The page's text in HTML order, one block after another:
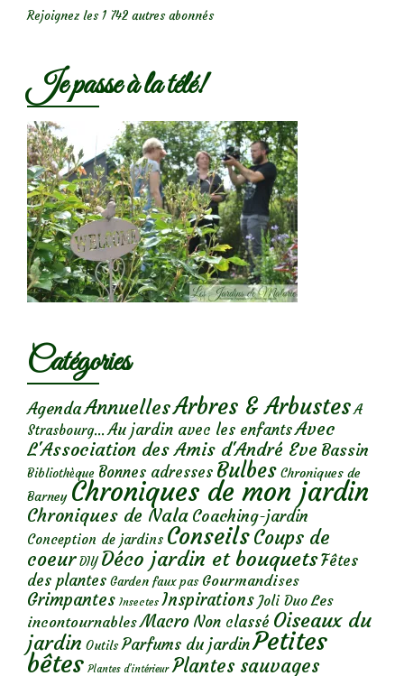
Rejoignez les 1 742 autres abonnés
Je passe à la télé!
Catégories
AgendaAnnuellesArbres & Arbustes A
Strasbourg... Au jardin avec les enfantsAvec
L'Association des Amis d'André Eve Bassin
Bibliothèque Bonnes adresses Bulbes Chroniques de
Barney Chroniques de mon jardin
Chroniques de Nala Coaching-jardin
Conception de jardins ConseilsCoups de
coeur DIY Déco jardin et bouquetsFêtes
des plantes Garden faux pas Gourmandises
Grimpantes Insectes Inspirations Joli Duo Les
incontournables Macro Non classé Oiseaux du
jardin Outils Parfums du jardinPetites
bêtes Plantes d’intérieur Plantes sauvages